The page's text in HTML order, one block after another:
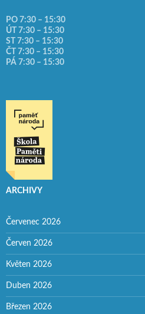
PO 7:30 – 15:30
ÚT 7:30 – 15:30
ST 7:30 – 15:30
ČT 7:30 – 15:30
PÁ 7:30 – 15:30
ARCHIVY
Červenec 2026
Červen 2026
Květen 2026
Duben 2026
Březen 2026